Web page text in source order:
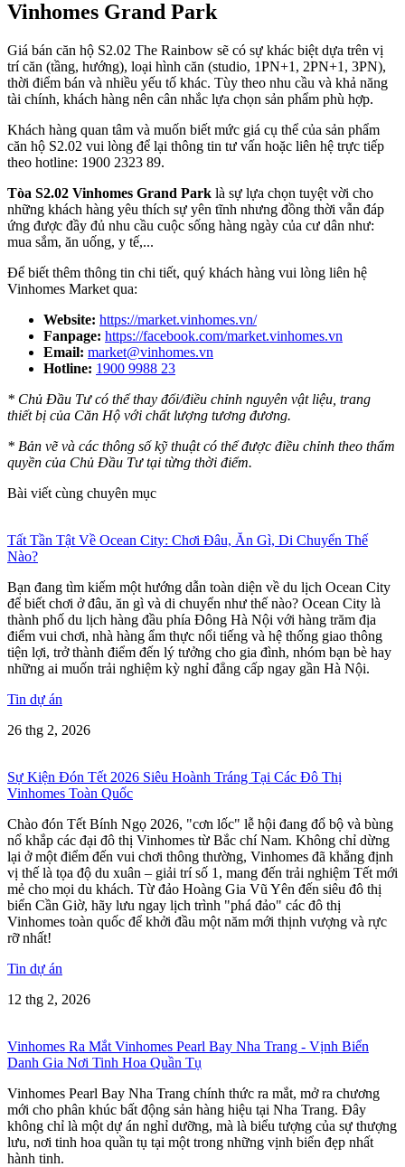
Vinhomes Grand Park
Giá bán căn hộ S2.02 The Rainbow sẽ có sự khác biệt dựa trên vị
trí căn (tầng, hướng), loại hình căn (studio, 1PN+1, 2PN+1, 3PN),
thời điểm bán và nhiều yếu tố khác. Tùy theo nhu cầu và khả năng
tài chính, khách hàng nên cân nhắc lựa chọn sản phẩm phù hợp.
Khách hàng quan tâm và muốn biết mức giá cụ thể của sản phẩm
căn hộ S2.02 vui lòng để lại thông tin tư vấn hoặc liên hệ trực tiếp
theo hotline: 1900 2323 89.
Tòa S2.02 Vinhomes Grand Park là sự lựa chọn tuyệt vời cho
những khách hàng yêu thích sự yên tĩnh nhưng đồng thời vẫn đáp
ứng được đầy đủ nhu cầu cuộc sống hàng ngày của cư dân như:
mua sắm, ăn uống, y tế,...
Để biết thêm thông tin chi tiết, quý khách hàng vui lòng liên hệ
Vinhomes Market qua:
Website: https://market.vinhomes.vn/
Fanpage: https://facebook.com/market.vinhomes.vn
Email: market@vinhomes.vn
Hotline: 1900 9988 23
* Chủ Đầu Tư có thể thay đổi/điều chỉnh nguyên vật liệu, trang
thiết bị của Căn Hộ với chất lượng tương đương.
* Bản vẽ và các thông số kỹ thuật có thể được điều chỉnh theo thẩm
quyền của Chủ Đầu Tư tại từng thời điểm.
Bài viết cùng chuyên mục
Tất Tần Tật Về Ocean City: Chơi Đâu, Ăn Gì, Di Chuyển Thế
Nào?
Bạn đang tìm kiếm một hướng dẫn toàn diện về du lịch Ocean City
để biết chơi ở đâu, ăn gì và di chuyển như thế nào? Ocean City là
thành phố du lịch hàng đầu phía Đông Hà Nội với hàng trăm địa
điểm vui chơi, nhà hàng ẩm thực nổi tiếng và hệ thống giao thông
tiện lợi, trở thành điểm đến lý tưởng cho gia đình, nhóm bạn bè hay
những ai muốn trải nghiệm kỳ nghỉ đẳng cấp ngay gần Hà Nội.
Tin dự án
26 thg 2, 2026
Sự Kiện Đón Tết 2026 Siêu Hoành Tráng Tại Các Đô Thị
Vinhomes Toàn Quốc
Chào đón Tết Bính Ngọ 2026, "cơn lốc" lễ hội đang đổ bộ và bùng
nổ khắp các đại đô thị Vinhomes từ Bắc chí Nam. Không chỉ dừng
lại ở một điểm đến vui chơi thông thường, Vinhomes đã khẳng định
vị thế là tọa độ du xuân – giải trí số 1, mang đến trải nghiệm Tết mới
mẻ cho mọi du khách. Từ đảo Hoàng Gia Vũ Yên đến siêu đô thị
biển Cần Giờ, hãy lưu ngay lịch trình "phá đảo" các đô thị
Vinhomes toàn quốc để khởi đầu một năm mới thịnh vượng và rực
rỡ nhất!
Tin dự án
12 thg 2, 2026
Vinhomes Ra Mắt Vinhomes Pearl Bay Nha Trang - Vịnh Biển
Danh Gia Nơi Tinh Hoa Quần Tụ
Vinhomes Pearl Bay Nha Trang chính thức ra mắt, mở ra chương
mới cho phân khúc bất động sản hàng hiệu tại Nha Trang. Đây
không chỉ là một dự án nghỉ dưỡng, mà là biểu tượng của sự thượng
lưu, nơi tinh hoa quần tụ tại một trong những vịnh biển đẹp nhất
hành tinh.